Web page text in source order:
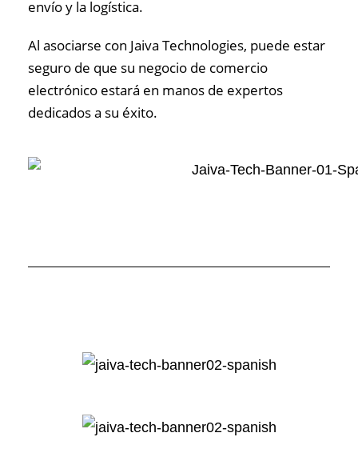
envío y la logística.
Al asociarse con Jaiva Technologies, puede estar
seguro de que su negocio de comercio
electrónico estará en manos de expertos
dedicados a su éxito.